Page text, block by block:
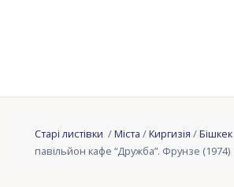
Старі листівки /Міста /Киргизія /Бішкек
павільйон кафе “Дружба”. Фрунзе (1974)